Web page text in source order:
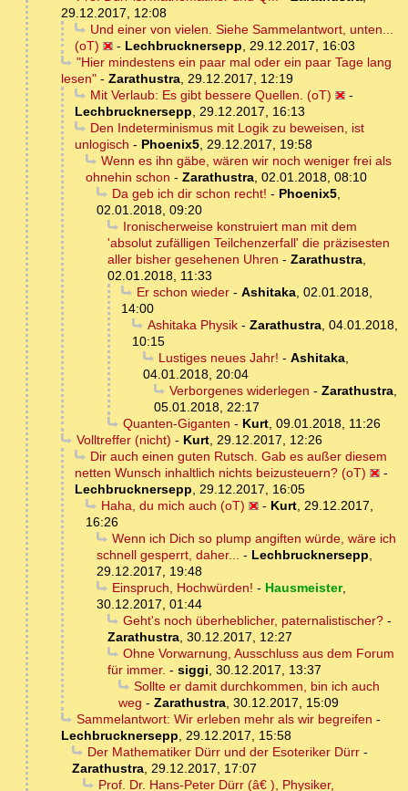
29.12.2017, 12:08
Und einer von vielen. Siehe Sammelantwort, unten...
(oT)
- Lechbrucknersepp, 29.12.2017, 16:03
"Hier mindestens ein paar mal oder ein paar Tage lang
lesen" - Zarathustra, 29.12.2017, 12:19
Mit Verlaub: Es gibt bessere Quellen. (oT)
-
Lechbrucknersepp, 29.12.2017, 16:13
Den Indeterminismus mit Logik zu beweisen, ist
unlogisch - Phoenix5, 29.12.2017, 19:58
Wenn es ihn gäbe, wären wir noch weniger frei als
ohnehin schon - Zarathustra, 02.01.2018, 08:10
Da geb ich dir schon recht! - Phoenix5,
02.01.2018, 09:20
Ironischerweise konstruiert man mit dem
'absolut zufälligen Teilchenzerfall' die präzisesten
aller bisher gesehenen Uhren - Zarathustra,
02.01.2018, 11:33
Er schon wieder- Ashitaka, 02.01.2018,
14:00
Ashitaka Physik- Zarathustra, 04.01.2018,
10:15
Lustiges neues Jahr! - Ashitaka,
04.01.2018, 20:04
Verborgenes widerlegen - Zarathustra,
05.01.2018, 22:17
Quanten-Giganten - Kurt, 09.01.2018, 11:26
Volltreffer (nicht) - Kurt, 29.12.2017, 12:26
Dir auch einen guten Rutsch. Gab es außer diesem
netten Wunsch inhaltlich nichts beizusteuern? (oT)
-
Lechbrucknersepp, 29.12.2017, 16:05
Haha, du mich auch (oT)
- Kurt, 29.12.2017,
16:26
Wenn ich Dich so plump angiften würde, wäre ich
schnell gesperrt, daher... - Lechbrucknersepp,
29.12.2017, 19:48
Einspruch, Hochwürden! - Hausmeister,
30.12.2017, 01:44
Geht's noch überheblicher, paternalistischer?-
Zarathustra, 30.12.2017, 12:27
Ohne Vorwarnung, Ausschluss aus dem Forum
für immer. - siggi, 30.12.2017, 13:37
Sollte er damit durchkommen, bin ich auch
weg - Zarathustra, 30.12.2017, 15:09
Sammelantwort: Wir erleben mehr als wir begreifen -
Lechbrucknersepp, 29.12.2017, 15:58
Der Mathematiker Dürr und der Esoteriker Dürr-
Zarathustra, 29.12.2017, 17:07
Prof. Dr. Hans-Peter Dürr (â€ ), Physiker,